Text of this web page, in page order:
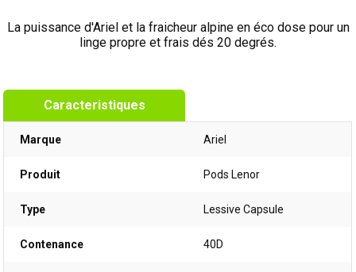
La puissance d'Ariel et la fraicheur alpine en éco dose pour un
linge propre et frais dés 20 degrés.
Caracteristiques
Marque Ariel
Produit Pods Lenor
Type Lessive Capsule
Contenance 40D